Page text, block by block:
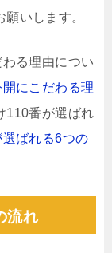
いします。
る理由につい
にこだわる理
110番が選ばれ
ばれる6つの
流れ